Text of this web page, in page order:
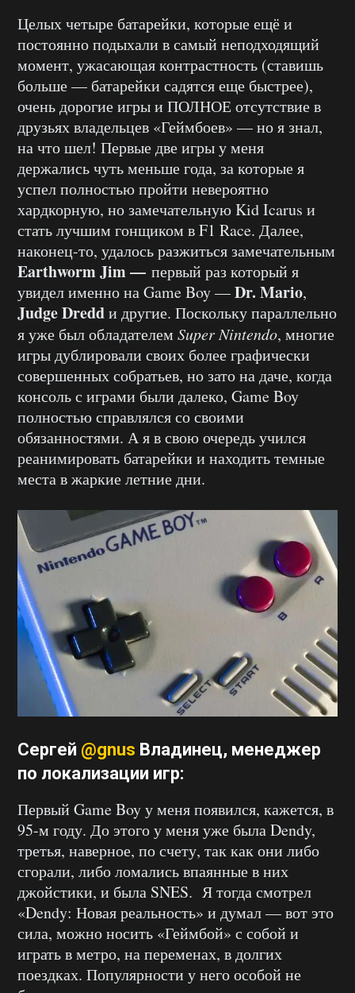
Целых четыре батарейки, которые ещё и
постоянно подыхали в самый неподходящий
момент, ужасающая контрастность (ставишь
больше — батарейки садятся еще быстрее),
очень дорогие игры и ПОЛНОЕ отсутствие в
друзьях владельцев «Геймбоев» — но я знал,
на что шел! Первые две игры у меня
держались чуть меньше года, за которые я
успел полностью пройти невероятно
хардкорную, но замечательную Kid Icarus и
стать лучшим гонщиком в F1 Race. Далее,
наконец-то, удалось разжиться замечательным
Earthworm Jim — первый раз который я
увидел именно на Game Boy —Dr. Mario,
Judge Dreddи другие. Поскольку параллельно
я уже был обладателем Super Nintendo, многие
игры дублировали своих более графически
совершенных собратьев, но зато на даче, когда
консоль с играми были далеко, Game Boy
полностью справлялся со своими
обязанностями. А я в свою очередь учился
реанимировать батарейки и находить темные
места в жаркие летние дни.
Сергей @gnus Владинец, менеджер
по локализации игр:
Первый Game Boy у меня появился, кажется, в
95-м году. До этого у меня уже была Dendy,
третья, наверное, по счету, так как они либо
сгорали, либо ломались впаянные в них
джойстики, и была SNES. Я тогда смотрел
«Dendy: Новая реальность» и думал — вот это
сила, можно носить «Геймбой» с собой и
играть в метро, на переменах, в долгих
поездках. Популярности у него особой не